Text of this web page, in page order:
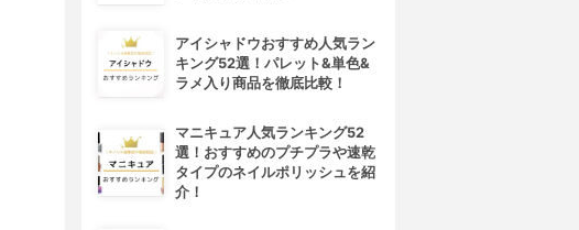
アイシャドウおすすめ人気ラン
キング52選！パレット&単色&
ラメ入り商品を徹底比較！
マニキュア人気ランキング52
選！おすすめのプチプラや速乾
タイプのネイルポリッシュを紹
介！